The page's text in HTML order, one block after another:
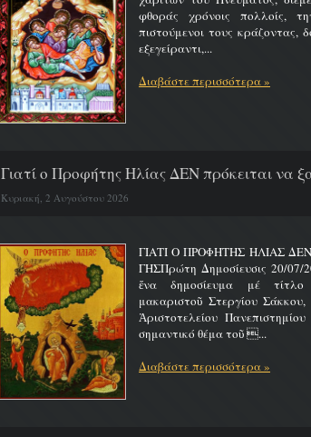
φθοράς χρόνοις πολλοίς,
πιστούμενοι τους
εξεγείραντι,...
Διαβάστε περισσότερα »
Γιατί ο Προφήτης Ηλίας ΔΕΝ πρόκειται να
Κυριακή, 2 Αυγούστου 2026
ΓΙΑΤΙ Ο ΠΡΟΦΗΤΗΣ ΗΛΙΑΣ
ΓΗΣΠρώτη Δημοσίευσις 20/07/
ἕνα δημοσίευμα μέ
μακαριστοῦ Στεργίου
Ἀριστοτελείου
σημαντικό θέμα τοῦ ...
Διαβάστε περισσότερα »